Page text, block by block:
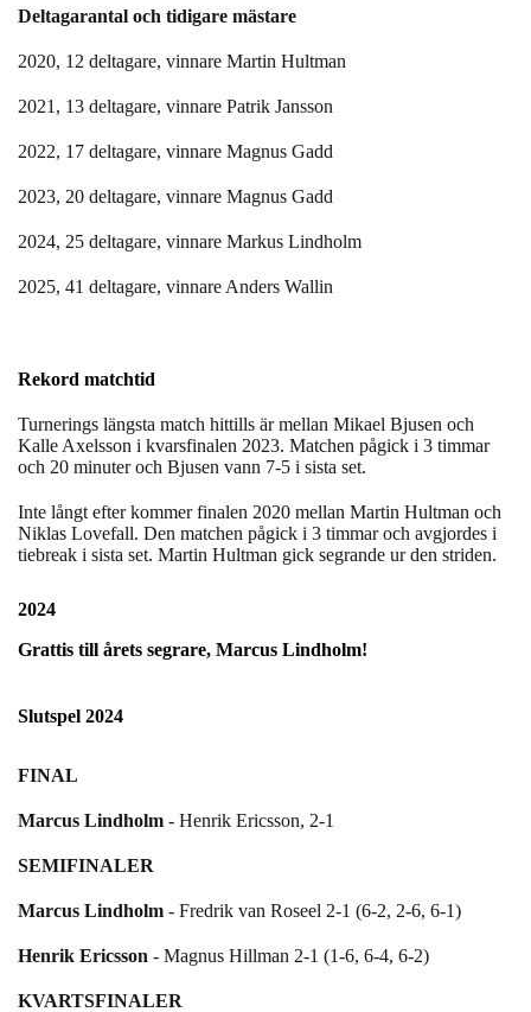
Deltagarantal och tidigare mästare
2020, 12 deltagare, vinnare Martin Hultman
2021, 13 deltagare, vinnare Patrik Jansson
2022, 17 deltagare, vinnare Magnus Gadd
2023, 20 deltagare, vinnare Magnus Gadd
2024, 25 deltagare, vinnare Markus Lindholm
2025, 41 deltagare, vinnare Anders Wallin
Rekord matchtid
Turnerings längsta match hittills är mellan Mikael Bjusen och
Kalle Axelsson i kvarsfinalen 2023. Matchen pågick i 3 timmar
och 20 minuter och Bjusen vann 7-5 i sista set.
Inte långt efter kommer finalen 2020 mellan Martin Hultman och
Niklas Lovefall. Den matchen pågick i 3 timmar och avgjordes i
tiebreak i sista set. Martin Hultman gick segrande ur den striden.
2024
Grattis till årets segrare, Marcus Lindholm!
Slutspel 2024
FINAL
Marcus Lindholm - Henrik Ericsson, 2-1
SEMIFINALER
Marcus Lindholm - Fredrik van Roseel 2-1 (6-2, 2-6, 6-1)
Henrik Ericsson - Magnus Hillman 2-1 (1-6, 6-4, 6-2)
KVARTSFINALER